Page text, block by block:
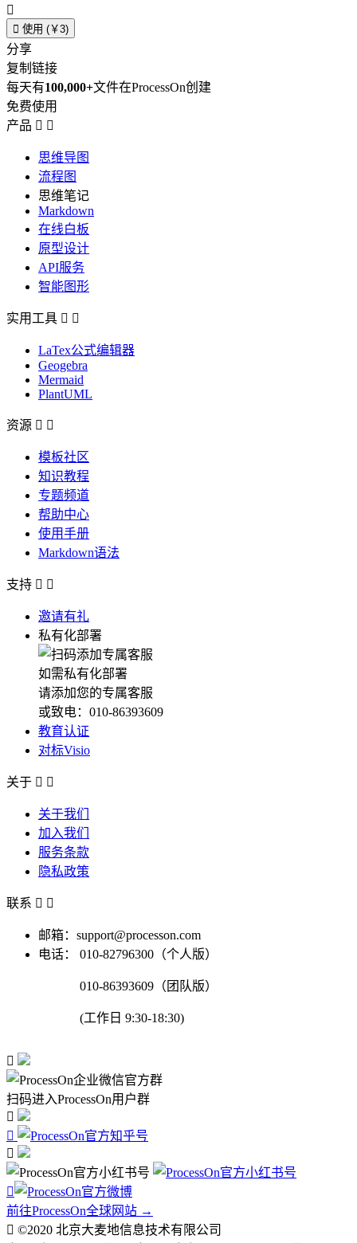

 使用 (￥3)
分享
复制链接
每天有100,000+文件在ProcessOn创建
免费使用
产品  
思维导图
流程图
思维笔记
Markdown
在线白板
原型设计
API服务
智能图形
实用工具  
LaTex公式编辑器
Geogebra
Mermaid
PlantUML
资源  
模板社区
知识教程
专题频道
帮助中心
使用手册
Markdown语法
支持  
邀请有礼
私有化部署
如需私有化部署
请添加您的专属客服
或致电：010-86393609
教育认证
对标Visio
关于  
关于我们
加入我们
服务条款
隐私政策
联系  
邮箱：support@processon.com
电话：
010-82796300（个人版）
010-86393609（团队版）
(工作日 9:30-18:30)

扫码进入ProcessOn用户群




前往ProcessOn全球网站 →
 ©2020 北京大麦地信息技术有限公司